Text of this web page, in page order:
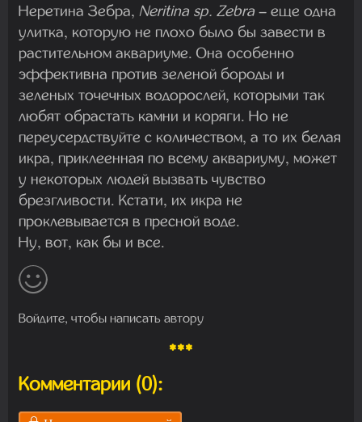
Неретина Зебра, Neritina sp. Zebra – еще одна
улитка, которую не плохо было бы завести в
растительном аквариуме. Она особенно
эффективна против зеленой бороды и
зеленых точечных водорослей, которыми так
любят обрастать камни и коряги. Но не
переусердствуйте с количеством, а то их белая
икра, приклеенная по всему аквариуму, может
у некоторых людей вызвать чувство
брезгливости. Кстати, их икра не
проклевывается в пресной воде.
Ну, вот, как бы и все.
Войдите, чтобы написать автору
***
Комментарии (0):